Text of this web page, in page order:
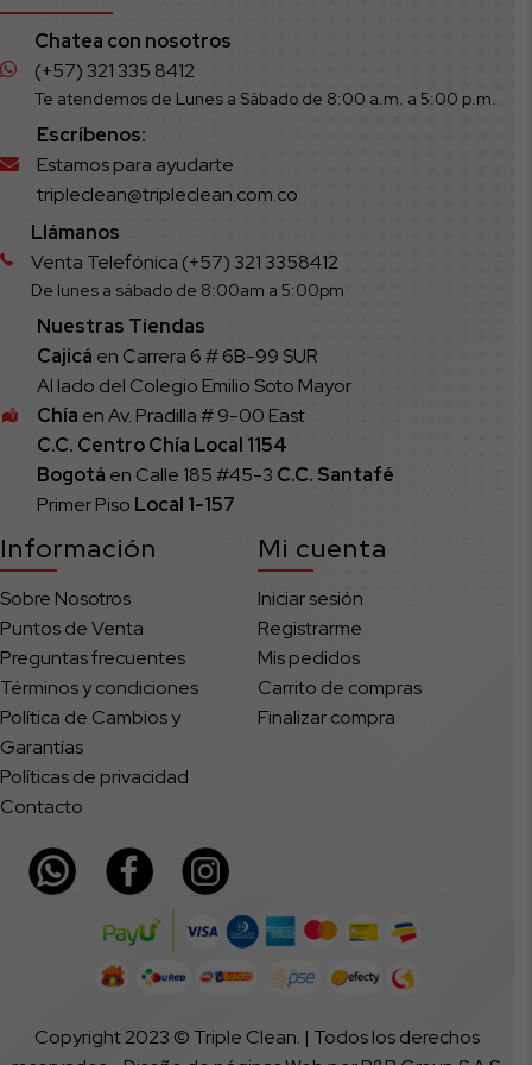
Chatea con nosotros
(+57) 321 335 8412
Te atendemos de Lunes a Sábado de 8:00 a.m. a 5:00 p.m.
Escríbenos:
Estamos para ayudarte
tripleclean@tripleclean.com.co
Llámanos
Venta Telefónica (+57) 321 3358412
De lunes a sábado de 8:00am a 5:00pm
Nuestras Tiendas
Cajicá en Carrera 6 # 6B-99 SUR
Al lado del Colegio Emilio Soto Mayor
Chía en Av. Pradilla # 9-00 East
C.C. Centro Chía Local 1154
Bogotá en Calle 185 #45-3 C.C. Santafé
Primer Piso Local 1-157
Información
Sobre Nosotros
Puntos de Venta
Preguntas frecuentes
Términos y condiciones
Política de Cambios y
Garantías
Políticas de privacidad
Contacto
Mi cuenta
Iniciar sesión
Registrarme
Mis pedidos
Carrito de compras
Finalizar compra
Copyright 2023 © Triple Clean. | Todos los derechos